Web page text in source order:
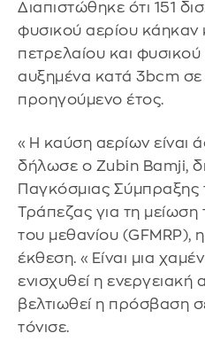
Διαπιστώθηκε ότι 151
φυσικού αερίου
πετρελαίου και
αυξημένα κατά 3bcm σε
προηγούμενο έτος.
«Η καύση αερίων είναι
δήλωσε ο Zubin Bamji,
Παγκόσμιας Σύμπραξης
Τράπεζας για τη μείωση
του μεθανίου (GFMRP),
έκθεση. «Είναι μια
ενισχυθεί η ενεργειακή
βελτιωθεί η πρόσβαση
τόνισε.